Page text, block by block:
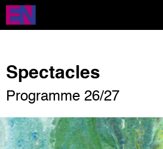
Aller
contenu
Spectacles
Programme 26/27